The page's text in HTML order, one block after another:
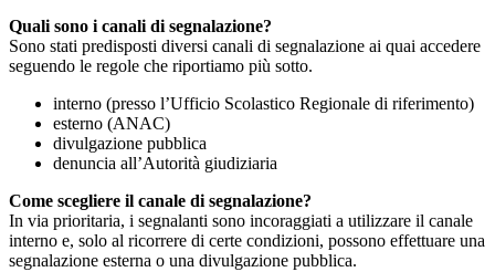
Quali sono i canali di segnalazione?
Sono stati predisposti diversi canali di segnalazione ai quai accedere
seguendo le regole che riportiamo più sotto.
interno (presso l’Ufficio Scolastico Regionale di riferimento)
esterno (ANAC)
divulgazione pubblica
denuncia all’Autorità giudiziaria
Come scegliere il canale di segnalazione?
In via prioritaria, i segnalanti sono incoraggiati a utilizzare il canale
interno e, solo al ricorrere di certe condizioni, possono effettuare una
segnalazione esterna o una divulgazione pubblica.